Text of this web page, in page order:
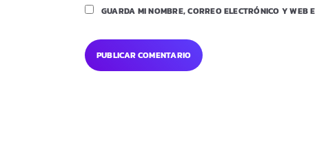
GUARDA MI NOMBRE, CORREO ELECTRÓNICO Y